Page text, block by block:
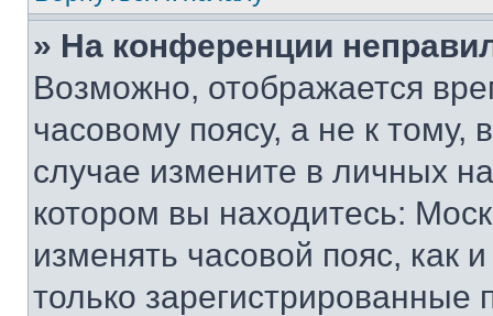
» На конференции
Возможно, отображается
часовому поясу, а не к тому,
случае измените в личных
котором вы находитесь:
изменять часовой пояс, как
только